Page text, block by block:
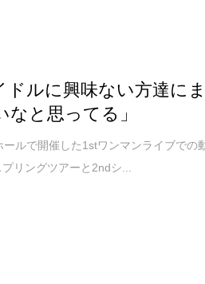
ドルに興味ない方達に
と思ってる」
ルで開催した1stワンマンライブでの
リングツアーと2ndシ...